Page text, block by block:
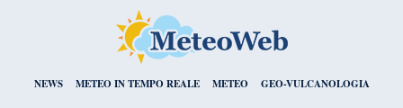
NEWS METEO IN TEMPO REALE METEO GEO-VULCANOLOGIA